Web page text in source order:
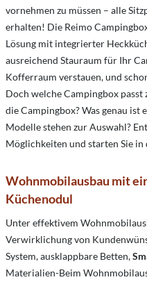
vornehmen zu müssen – alle
erhalten! Die Reimo
Lösung mit integrierter
ausreichend Stauraum für Ihr
Kofferraum verstauen, und
Doch welche Campingbox
die Campingbox? Was genau ist
Modelle stehen zur Auswahl?
Möglichkeiten und starten Sie in
Wohnmobilausbau mit
Küchenodul
Unter effektivem
Verwirklichung von
System, ausklappbare Betten,
Materialien-Beim